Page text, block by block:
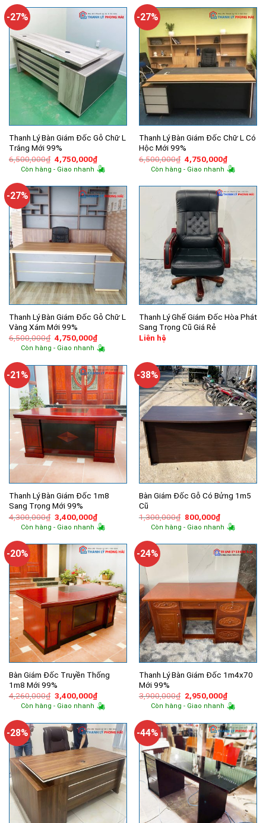
3,000,000₫.
-27%
Thanh Lý Bàn Giám Đốc Gỗ Chữ L
Trắng Mới 99%
6,500,000₫ Giá
gốc
là:
4,750,000₫Giá
hiện
tại
4,750,000₫.
Còn hàng - Giao nhanh
-27%
Thanh Lý Bàn Giám Đốc Chữ L Có
Hộc Mới 99%
6,500,000₫ Giá
gốc
là:
4,750,000₫Giá
hiện
tại
Còn hàng - Giao nhanh
-27%
Thanh Lý Bàn Giám Đốc Gỗ Chữ L
Vàng Xám Mới 99%
6,500,000₫ Giá
gốc
là:
4,750,000₫Giá
hiện
tại
4,750,000₫.
Còn hàng - Giao nhanh
Thanh Lý Ghế Giám Đốc Hòa Phát
Sang Trọng Cũ Giá Rẻ
Liên hệ
-21%
Thanh Lý Bàn Giám Đốc 1m8
Sang Trọng Mới 99%
4,300,000₫ Giá
gốc
là:
3,400,000₫Giá
hiện
tại
3,400,000₫.
Còn hàng - Giao nhanh
-38%
Bàn Giám Đốc Gỗ Có Bửng 1m5
Cũ
1,300,000₫ Giá
gốc
là:
800,000₫Giá
hiện
tại
800,000₫.
Còn hàng - Giao nhanh
-20%
Bàn Giám Đốc Truyền Thống
1m8 Mới 99%
4,260,000₫ Giá
gốc
là:
3,400,000₫Giá
hiện
tại
3,400,000₫.
Còn hàng - Giao nhanh
-24%
Thanh Lý Bàn Giám Đốc 1m4x70
Mới 99%
3,900,000₫ Giá
gốc
là:
2,950,000₫Giá
hiện
tại
Còn hàng - Giao nhanh
-28% -44%